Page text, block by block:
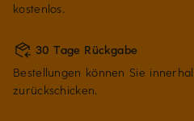
kostenlos.
30 Tage Rückgabe
Bestellungen können Sie
zurückschicken.